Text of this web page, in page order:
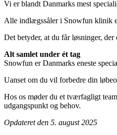
Vi er blandt Danmarks mest
Alle indlægssåler i Snowfun klinik
Det betyder, at du får løsninger,
Alt samlet under ét tag
Snowfun er Danmarks eneste
Uanset om du vil forbedre din
Hos os møder du et tværfagligt
udgangspunkt og behov.
Opdateret den 5. august 2025